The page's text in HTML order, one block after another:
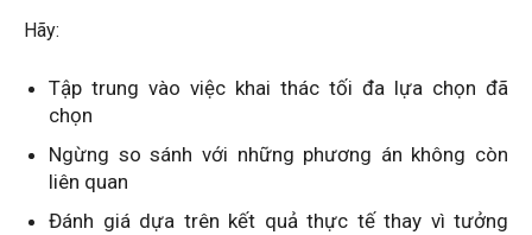
Hãy:
Tập trung vào việc khai thác tối đa lựa chọn đã
chọn
Ngừng so sánh với những phương án không còn
liên quan
Đánh giá dựa trên kết quả thực tế thay vì tưởng